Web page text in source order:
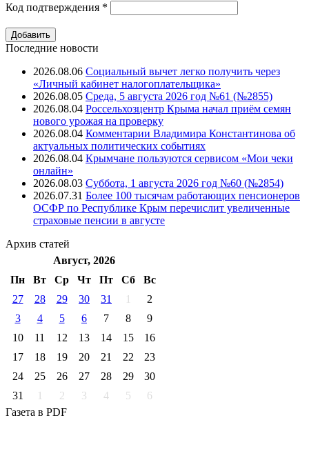
Код подтверждения *
Последние новости
2026.08.06 Социальный вычет легко получить через
«Личный кабинет налогоплательщика»
2026.08.05 Среда, 5 августа 2026 год №61 (№2855)
2026.08.04 Россельхозцентр Крыма начал приём семян
нового урожая на проверку
2026.08.04 Комментарии Владимира Константинова об
актуальных политических событиях
2026.08.04 Крымчане пользуются сервисом «Мои чеки
онлайн»
2026.08.03 Суббота, 1 августа 2026 год №60 (№2854)
2026.07.31 Более 100 тысячам работающих пенсионеров
ОСФР по Республике Крым перечислит увеличенные
страховые пенсии в августе
Архив статей
Август, 2026
Пн
Вт Ср Чт Пт Cб
Вс
27
28 29 30 31 1
2
3
4 5 6 7 8
9
10
11 12 13 14 15
16
17
18 19 20 21 22
23
24
25 26 27 28 29
30
31
1 2 3 4 5
6
Газета в PDF